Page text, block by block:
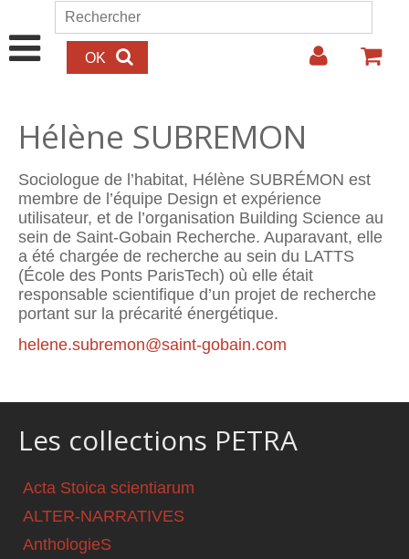
Aller au contenu principal
Formulaire de recherche
Rechercher
Hélène SUBREMON
Sociologue de l’habitat, Hélène SUBRÉMON est
membre de l’équipe Design et expérience
utilisateur, et de l’organisation Building Science au
sein de Saint-Gobain Recherche. Auparavant, elle
a été chargée de recherche au sein du LATTS
(École des Ponts ParisTech) où elle était
responsable scientifique d’un projet de recherche
portant sur la précarité énergétique.
helene.subremon@saint-gobain.com
Les collections PETRA
Acta Stoica scientiarum
ALTER-NARRATIVES
AnthologieS